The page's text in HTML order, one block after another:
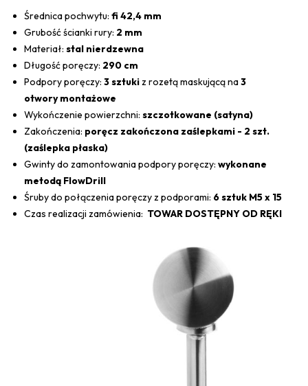
Średnica pochwytu: fi 42,4 mm
Grubość ścianki rury: 2 mm
Materiał: stal nierdzewna
Długość poręczy: 290 cm
Podpory poręczy: 3 sztuki z rozetą maskującą na3
otwory montażowe
Wykończenie powierzchni: szczotkowane (satyna)
Zakończenia: poręcz zakończona zaślepkami - 2 szt.
(zaślepka płaska)
Gwinty do zamontowania podpory poręczy: wykonane
metodą FlowDrill
Śruby do połączenia poręczy z podporami: 6 sztuk M5 x 15
Czas realizacji zamówienia: TOWAR DOSTĘPNY OD RĘKI